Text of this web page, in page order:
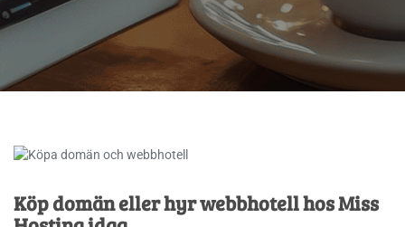
Köp domän eller hyr webbhotell hos Miss